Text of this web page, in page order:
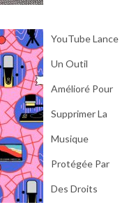
YouTube Lance
Un Outil
Amélioré Pour
Supprimer La
Musique
Protégée Par
Des Droits